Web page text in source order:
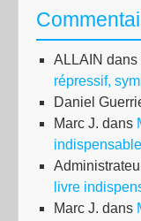
ALLAIN dans
répressif,
Daniel
Marc J. dans
livre
Marc J. dans